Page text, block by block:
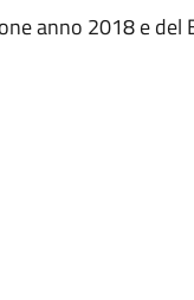
anno 2018 e del